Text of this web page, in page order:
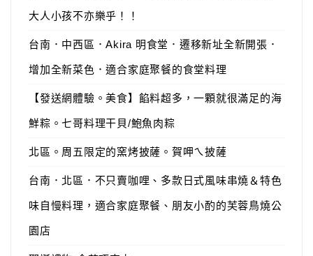
大人小孩不亦樂乎！！
台南．中西區．Akira 明食堂．遷移新址全新開張．
增加全新菜色．適合家庭聚餐的食堂料理
【發送網體驗。美食】餡料超多，一顆就很滿足的海
鮮粽。七哥料理干貝/鮑魚肉粽
北區。周五限定的窯烤披薩。賀呷ㄟ披薩
台南．北區．不只賣咖哩、多款日式風味串燒＆特色
味自慢料理，適合家庭聚餐、朋友小酌的芙蓉鳥燒公
園店